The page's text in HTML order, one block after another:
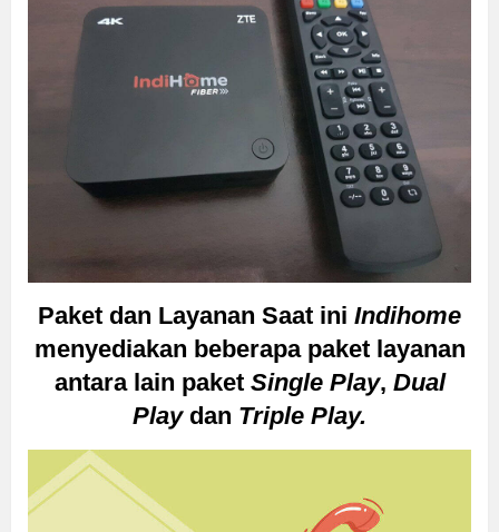
Paket dan Layanan Saat ini Indihome
menyediakan beberapa paket layanan
antara lain paket Single Play, Dual
Playdan Triple Play.